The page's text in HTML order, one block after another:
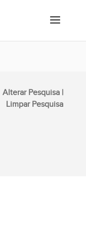
Alterar Pesquisa |
Limpar Pesquisa